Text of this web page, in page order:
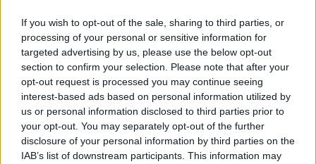
If you wish to opt-out of the sale, sharing to third parties, or
processing of your personal or sensitive information for
targeted advertising by us, please use the below opt-out
section to confirm your selection. Please note that after your
opt-out request is processed you may continue seeing
interest-based ads based on personal information utilized by
us or personal information disclosed to third parties prior to
your opt-out. You may separately opt-out of the further
disclosure of your personal information by third parties on the
IAB’s list of downstream participants. This information may
1 csokor metélőhagyma
őrölt fekete bors
só